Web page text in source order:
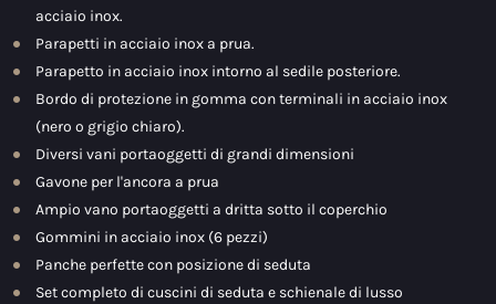
acciaio inox.
Parapetti in acciaio inox a prua.
Parapetto in acciaio inox intorno al sedile posteriore.
Bordo di protezione in gomma con terminali in acciaio inox
(nero o grigio chiaro).
Diversi vani portaoggetti di grandi dimensioni
Gavone per l'ancora a prua
Ampio vano portaoggetti a dritta sotto il coperchio
Gommini in acciaio inox (6 pezzi)
Panche perfette con posizione di seduta
Set completo di cuscini di seduta e schienale di lusso